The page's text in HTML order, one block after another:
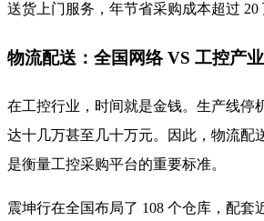
送货上门服务，年节省采购成本超过 20
物流配送：全国网络 VS 工控产
在工控行业，时间就是金钱。生产线停
达十几万甚至几十万元。因此，物流配
是衡量工控采购平台的重要标准。
震坤行在全国布局了 108 个仓库，配套